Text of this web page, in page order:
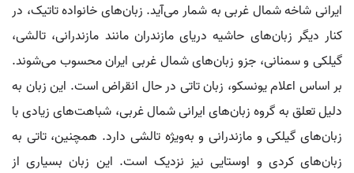
ایرانی شاخه شمال غربی به شمار می‌آید. زبان‌های خانواده تاتیک، در
کنار دیگر زبان‌های حاشیه دریای مازندران مانند مازندرانی، تالشی،
گیلکی و سمنانی، جزو زبان‌های شمال غربی ایران محسوب می‌شوند.
بر اساس اعلام یونسکو، زبان تاتی در حال انقراض است. این زبان به
دلیل تعلق به گروه زبان‌های ایرانی شمال غربی، شباهت‌های زیادی با
زبان‌های گیلکی و مازندرانی و به‌ویژه تالشی دارد. همچنین، تاتی به
زبان‌های کردی و اوستایی نیز نزدیک است. این زبان بسیاری از